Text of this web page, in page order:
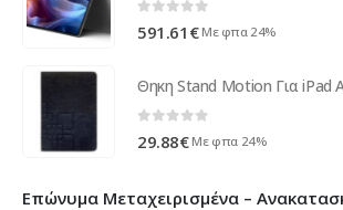
591.61 € Με φπα 24%
Θηκη Stand Motion Για iPad
29.88€ Με φπα 24%
Επώνυμα Μεταχειρισμένα –